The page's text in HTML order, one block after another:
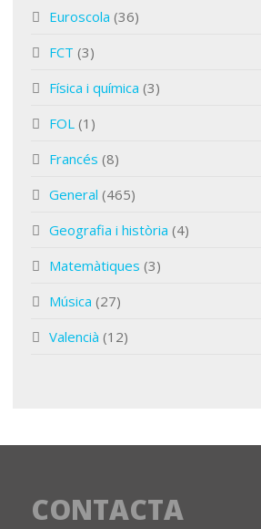
Euroscola (36)
FCT (3)
Física i química (3)
FOL (1)
Francés (8)
General (465)
Geografia i història (4)
Matemàtiques (3)
Música (27)
Valencià (12)
CONTACTA